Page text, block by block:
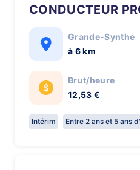
CONDUCTEUR
Grande-Synthe
à 6 km
Brut/heure
12,53 €
Intérim Entre 2 ans et 5 ans